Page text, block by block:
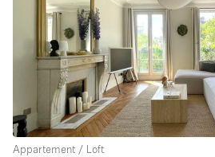
Appartement / Loft